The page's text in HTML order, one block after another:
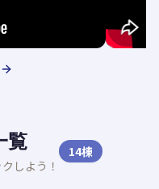
覧
しよう！
14棟